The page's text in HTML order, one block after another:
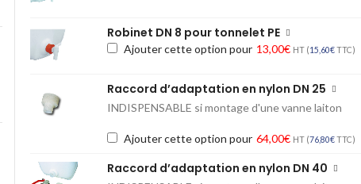
Robinet DN 8 pour tonnelet PE
Ajouter cette option pour 13,00€ HT (15,60€TTC)
Raccord d’adaptation en nylon DN 25
INDISPENSABLE si montage d'une vanne laiton
Ajouter cette option pour 64,00€ HT (76,80€TTC)
Raccord d’adaptation en nylon DN 40